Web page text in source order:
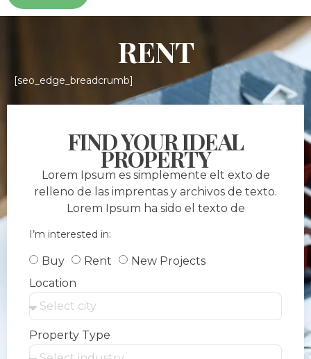
RENT
[seo_edge_breadcrumb]
FIND YOUR IDEAL
PROPERTY
Lorem Ipsum es simplemente elt exto de
relleno de las imprentas y archivos de texto.
Lorem Ipsum ha sido el texto de
I’m interested in:
Buy Rent
New Projects
Location
Property Type